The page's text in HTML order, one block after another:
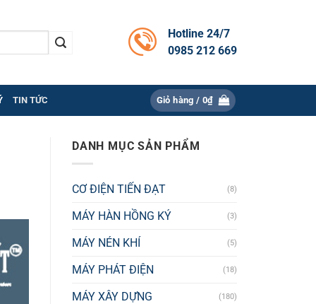
Hotline 24/7
0985 212 669
TIN TỨC Giỏ hàng / 0₫
DANH MỤC SẢN PHẨM
CƠ ĐIỆN TIẾN ĐẠT (8)
MÁY HÀN HỒNG KÝ (3)
MÁY NÉN KHÍ (5)
MÁY PHÁT ĐIỆN (18)
MÁY XÂY DỰNG (180)